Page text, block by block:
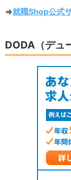
⇒就職Shop公式
DODA（デュ